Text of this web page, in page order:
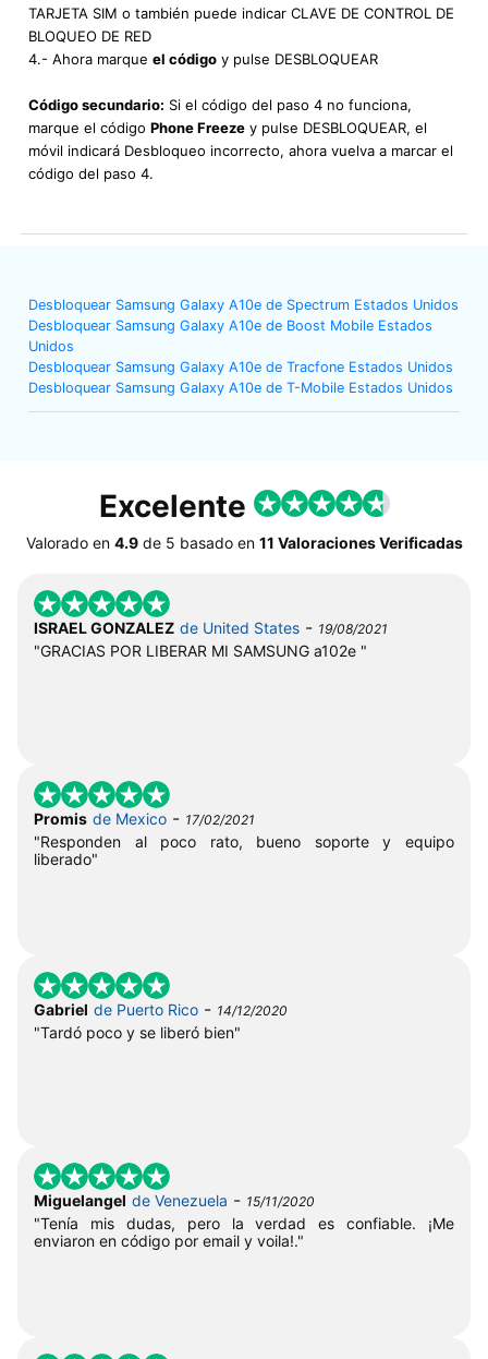
TARJETA SIM o también puede indicar CLAVE DE CONTROL DE
BLOQUEO DE RED
4.- Ahora marque el código y pulse DESBLOQUEAR
Código secundario: Si el código del paso 4 no funciona,
marque el código Phone Freeze y pulse DESBLOQUEAR, el
móvil indicará Desbloqueo incorrecto, ahora vuelva a marcar el
código del paso 4.
Desbloquear Samsung Galaxy A10e de Spectrum Estados Unidos
Desbloquear Samsung Galaxy A10e de Boost Mobile Estados
Unidos
Desbloquear Samsung Galaxy A10e de Tracfone Estados Unidos
Desbloquear Samsung Galaxy A10e de T-Mobile Estados Unidos
Excelente
Valorado en 4.9de 5 basado en 11 Valoraciones Verificadas
ISRAEL GONZALEZ de United States - 19/08/2021
"GRACIAS POR LIBERAR MI SAMSUNG a102e "
Promis de Mexico - 17/02/2021
"Responden al poco rato, bueno soporte y equipo
liberado"
Gabriel de Puerto Rico - 14/12/2020
"Tardó poco y se liberó bien"
Miguelangel de Venezuela - 15/11/2020
"Tenía mis dudas, pero la verdad es confiable. ¡Me
enviaron en código por email y voila!."